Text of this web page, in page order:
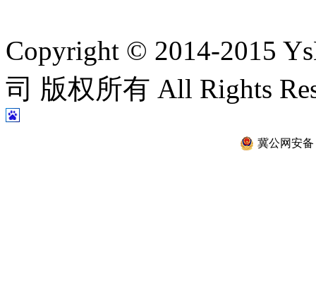
Copyright © 2014-2015
司 版权所有 All Rights
冀公网安备